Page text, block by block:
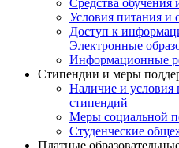
Средства обучения
Условия питания и
Доступ к
Электронные
Информационные
Стипендии и меры
Наличие и условия
стипендий
Меры социальной
Студенческие